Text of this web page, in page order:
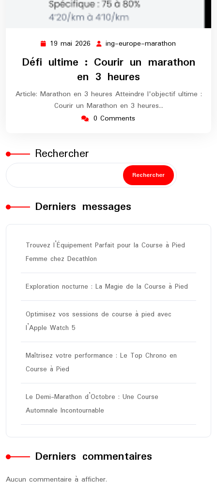
19 mai 2026 19
mai
2026
ing-europe-marathon
europe-
marathon
Défi ultime : Courir un marathon
en 3 heures
Article: Marathon en 3 heures Atteindre l'objectif ultime :
Courir un Marathon en 3 heures…
0 Comments
Rechercher
Rechercher
Derniers messages
Trouvez l’Équipement Parfait pour la Course à Pied
Femme chez Decathlon
Exploration nocturne : La Magie de la Course à Pied
Optimisez vos sessions de course à pied avec
l’Apple Watch 5
Maîtrisez votre performance : Le Top Chrono en
Course à Pied
Le Demi-Marathon d’Octobre : Une Course
Automnale Incontournable
Derniers commentaires
Aucun commentaire à afficher.